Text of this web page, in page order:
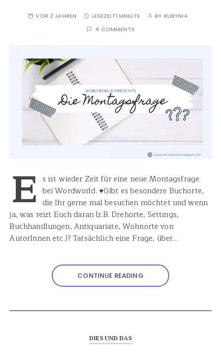
VOR 2 JAHREN LESEZEIT1 MINUTE BY RUBYNIA
4 COMMENTS
E s ist wieder Zeit für eine neue Montagsfrage
bei Wordworld. ♥Gibt es besondere Buchorte,
die Ihr gerne mal besuchen möchtet und wenn
ja, was reizt Euch daran (z.B. Drehorte, Settings,
Buchhandlungen, Antiquariate, Wohnorte von
AutorInnen etc.)? Tatsächlich eine Frage, über…
CONTINUE READING
DIES UND DAS